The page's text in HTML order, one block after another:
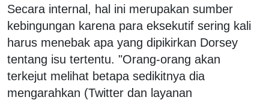
Secara internal, hal ini merupakan sumber
kebingungan karena para eksekutif sering kali
harus menebak apa yang dipikirkan Dorsey
tentang isu tertentu. "Orang-orang akan
terkejut melihat betapa sedikitnya dia
mengarahkan (Twitter dan layanan